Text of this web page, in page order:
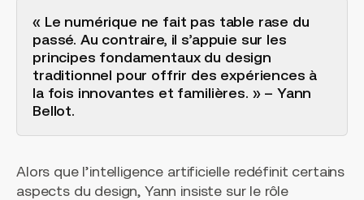
« Le numérique ne fait pas table rase du
passé. Au contraire, il s’appuie sur les
principes fondamentaux du design
traditionnel pour offrir des expériences à
la fois innovantes et familières. » – Yann
Bellot.
Alors que l’intelligence artificielle redéfinit certains
aspects du design, Yann insiste sur le rôle